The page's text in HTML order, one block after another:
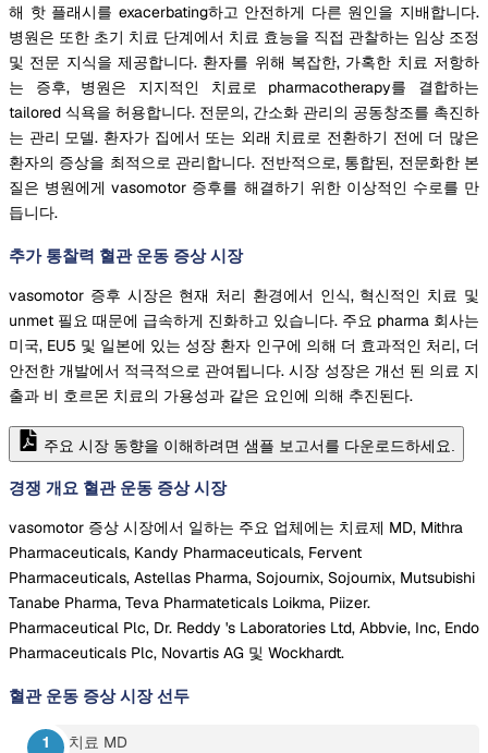
해 핫 플래시를 exacerbating하고 안전하게 다른 원인을 지배합니다.
병원은 또한 초기 치료 단계에서 치료 효능을 직접 관찰하는 임상 조정
및 전문 지식을 제공합니다. 환자를 위해 복잡한, 가혹한 치료 저항하
는 증후, 병원은 지지적인 치료로 pharmacotherapy를 결합하는
tailored 식욕을 허용합니다. 전문의, 간소화 관리의 공동창조를 촉진하
는 관리 모델. 환자가 집에서 또는 외래 치료로 전환하기 전에 더 많은
환자의 증상을 최적으로 관리합니다. 전반적으로, 통합된, 전문화한 본
질은 병원에게 vasomotor 증후를 해결하기 위한 이상적인 수로를 만
듭니다.
추가 통찰력 혈관 운동 증상 시장
vasomotor 증후 시장은 현재 처리 환경에서 인식, 혁신적인 치료 및
unmet 필요 때문에 급속하게 진화하고 있습니다. 주요 pharma 회사는
미국, EU5 및 일본에 있는 성장 환자 인구에 의해 더 효과적인 처리, 더
안전한 개발에서 적극적으로 관여됩니다. 시장 성장은 개선 된 의료 지
출과 비 호르몬 치료의 가용성과 같은 요인에 의해 추진된다.
주요 시장 동향을 이해하려면 샘플 보고서를 다운로드하세요.
경쟁 개요 혈관 운동 증상 시장
vasomotor 증상 시장에서 일하는 주요 업체에는 치료제 MD, Mithra
Pharmaceuticals, Kandy Pharmaceuticals, Fervent
Pharmaceuticals, Astellas Pharma, Sojournix, Sojournix, Mutsubishi
Tanabe Pharma, Teva Pharmateticals Loikma, Piizer.
Pharmaceutical Plc, Dr. Reddy 's Laboratories Ltd, Abbvie, Inc, Endo
Pharmaceuticals Plc, Novartis AG 및 Wockhardt.
혈관 운동 증상 시장 선두
치료 MD